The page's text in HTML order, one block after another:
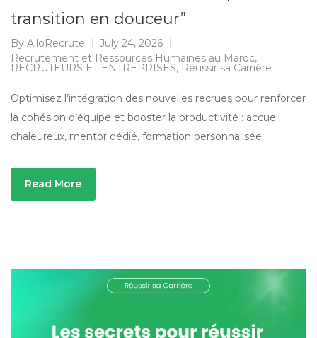
transition en douceur”
By AlloRecrute
July 24, 2026
Recrutement et Ressources Humaines au Maroc,
RECRUTEURS ET ENTREPRISES, Réussir sa Carrière
Optimisez l’intégration des nouvelles recrues pour renforcer
la cohésion d’équipe et booster la productivité : accueil
chaleureux, mentor dédié, formation personnalisée.
Read More